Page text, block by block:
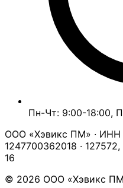
Пн-Чт: 9:00-18:00,
ООО «Хэвикс ПМ» · ИНН
1247700362018 ·
16
© 2026 ООО «Хэвикс